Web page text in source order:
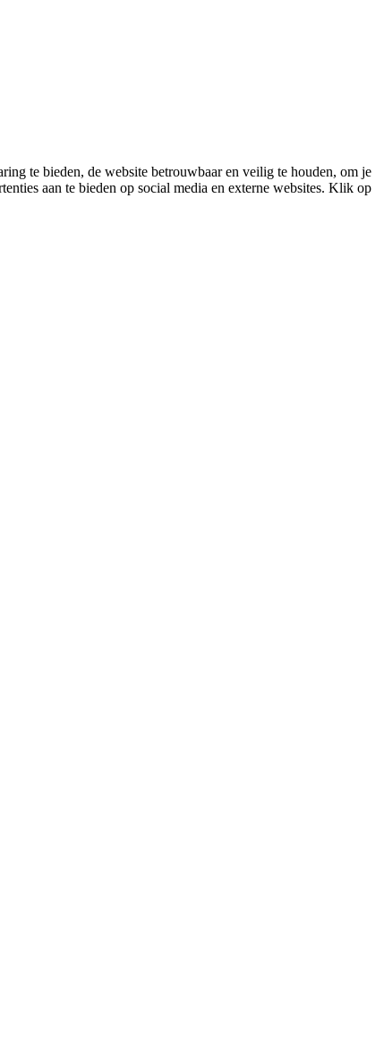
te bieden, de website betrouwbaar en veilig te houden, om je
aan te bieden op social media en externe websites. Klik op